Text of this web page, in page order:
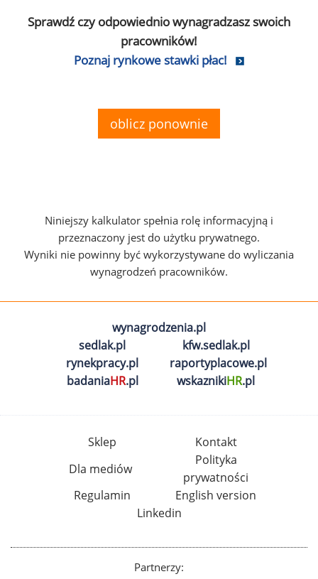
Sprawdź czy odpowiednio wynagradzasz swoich
pracowników!
Poznaj rynkowe stawki płac!
oblicz ponownie
Niniejszy kalkulator spełnia rolę informacyjną i
przeznaczony jest do użytku prywatnego.
Wyniki nie powinny być wykorzystywane do wyliczania
wynagrodzeń pracowników.
wynagrodzenia.pl
sedlak.pl
kfw.sedlak.pl
rynekpracy.pl
raportyplacowe.pl
badaniaHR.pl wskaznikiHR.pl
Sklep
Kontakt
Dla mediów
Polityka
prywatności
Regulamin
English version
Linkedin
Partnerzy: